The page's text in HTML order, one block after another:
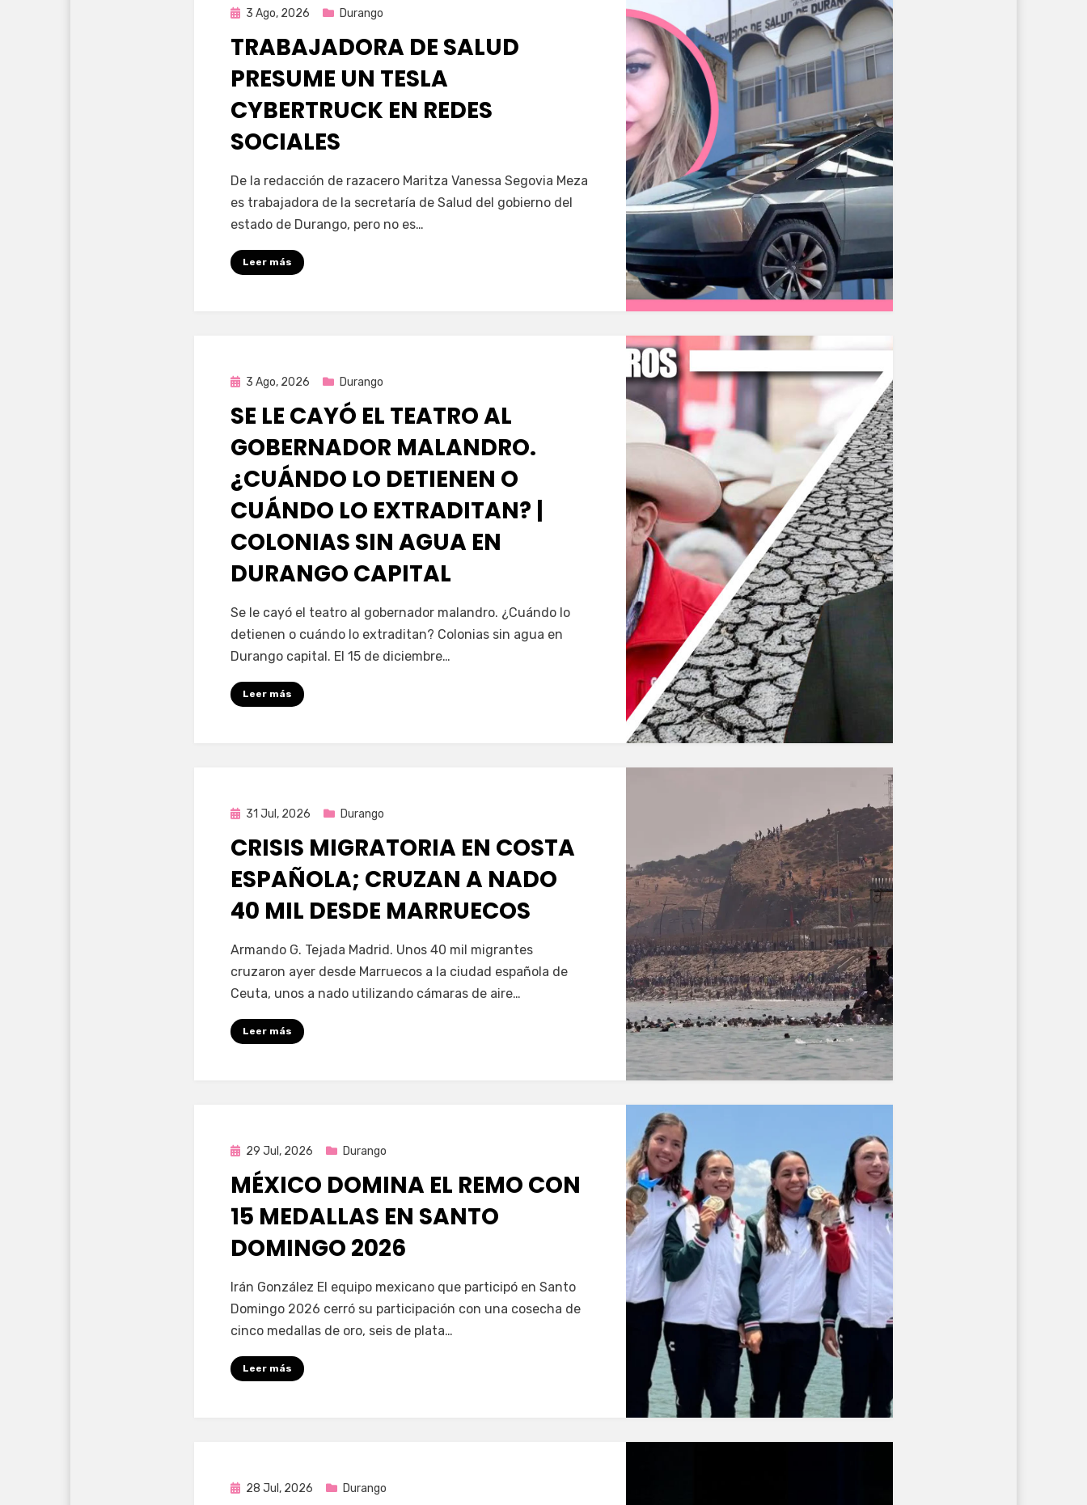
Publicada
3 Ago, 2026 Durango
TRABAJADORA DE SALUD
PRESUME UN TESLA
CYBERTRUCK EN REDES
SOCIALES
porFernando Miranda Servín
De la redacción de razacero Maritza Vanessa Segovia Meza
es trabajadora de la secretaría de Salud del gobierno del
estado de Durango, pero no es…
Leer más
Publicada
3 Ago, 2026 Durango
SE LE CAYÓ EL TEATRO AL
GOBERNADOR MALANDRO.
¿CUÁNDO LO DETIENEN O
CUÁNDO LO EXTRADITAN? |
COLONIAS SIN AGUA EN
DURANGO CAPITAL
porFernando Miranda Servín
Se le cayó el teatro al gobernador malandro. ¿Cuándo lo
detienen o cuándo lo extraditan? Colonias sin agua en
Durango capital. El 15 de diciembre…
Leer más
Publicada
31 Jul, 2026 Durango
CRISIS MIGRATORIA EN COSTA
ESPAÑOLA; CRUZAN A NADO
40 MIL DESDE MARRUECOS
porFernando Miranda Servín
Armando G. Tejada Madrid. Unos 40 mil migrantes
cruzaron ayer desde Marruecos a la ciudad española de
Ceuta, unos a nado utilizando cámaras de aire…
Leer más
Publicada
29 Jul, 2026 Durango
MÉXICO DOMINA EL REMO CON
15 MEDALLAS EN SANTO
DOMINGO 2026
porFernando Miranda Servín
Irán González El equipo mexicano que participó en Santo
Domingo 2026 cerró su participación con una cosecha de
cinco medallas de oro, seis de plata…
Leer más
Publicada
28 Jul, 2026 Durango